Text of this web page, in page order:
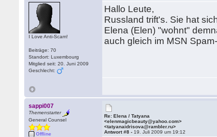
I Love Anti-Scam!
Beiträge: 70
Standort: Luxembourg
Mitglied seit: 20. Juni 2009
Geschlecht:
Hallo Leute,
Russland trift's. Sie hat
Elena (Elen) "wohnt"
auch gleich im MSN
sappi007
Themenstarter
General Counsel
Offline
Re: Elena / Tatyana
<elenmagicbeauty@yahoo.com>
<tatyanaidrisova@rambler.ru>
Antwort #8 - 19. Juli 2009 um 19:12